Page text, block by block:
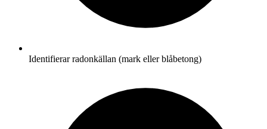
Identifierar radonkällan (mark eller blåbetong)